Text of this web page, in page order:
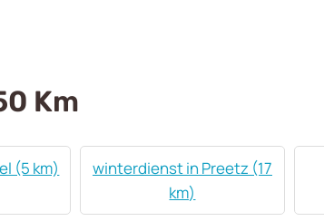
Km
(5 km)
winterdienst in Preetz (17
km)